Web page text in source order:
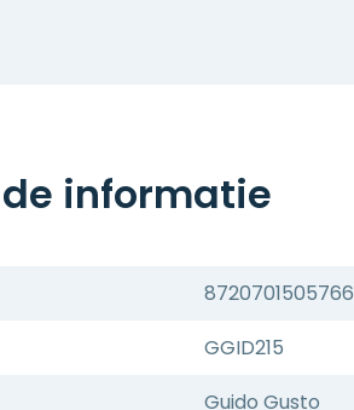
informatie
8720701505766
GGID215
Guido Gusto